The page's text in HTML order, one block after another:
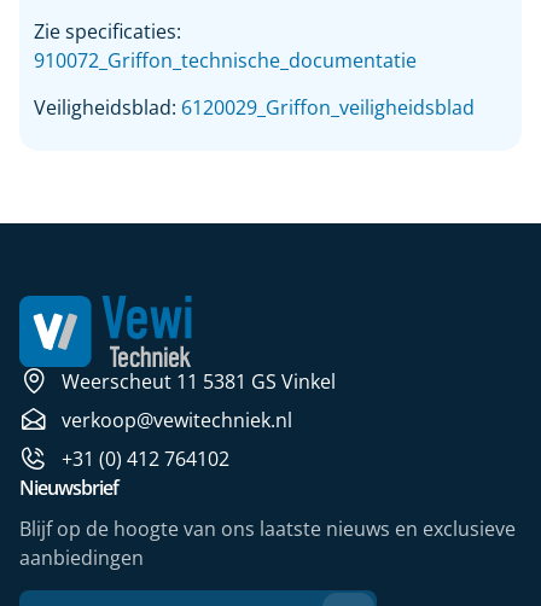
Zie specificaties:
910072_Griffon_technische_documentatie
Veiligheidsblad: 6120029_Griffon_veiligheidsblad
Weerscheut 11 5381 GS Vinkel
verkoop@vewitechniek.nl
+31 (0) 412 764102
Nieuwsbrief
Blijf op de hoogte van ons laatste nieuws en exclusieve
aanbiedingen